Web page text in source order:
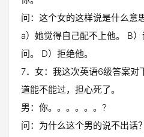
问：这个女的这样说是什么意
a）她觉得自己配不上他。 B
问。 D）拒绝他。
7．女：我这次英语6级答案对
道能不能过，担心死了。
男：你。。。。。。?
问：为什么这个男的说不出话？